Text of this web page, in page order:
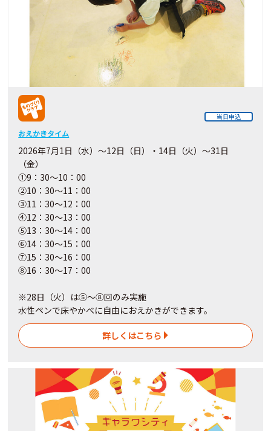
当日申込
おえかきタイム
2026年7月1日（水）～12日（日）・14日（火）～31日
（金）
①9：30～10：00
②10：30～11：00
③11：30～12：00
④12：30～13：00
⑤13：30～14：00
⑥14：30～15：00
⑦15：30～16：00
⑧16：30～17：00
※28日（火）は⑤～⑧回のみ実施
水性ペンで床やかべに自由におえかきができます。
詳しくはこちら